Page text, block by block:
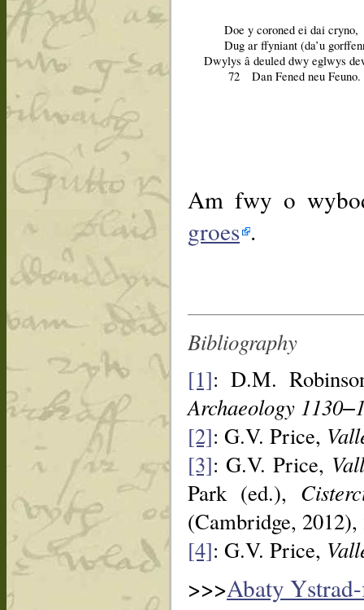
Doe y coroned ei dai cryno,
Dug ar ffyniant (da’u
Dwylys â deuled dwy eglwys
72
Dan Fened neu Feuno.
Am fwy o
groes .
Bibliography
[1]: D.M.
Archaeology
[2]: G.V. Price,
[3]: G.V. Price,
Park (ed.),
(Cambridge,
[4]: G.V. Price,
>>>Abaty